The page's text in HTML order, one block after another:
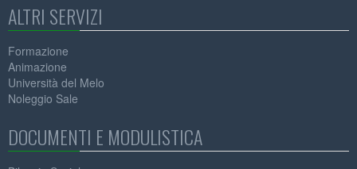
ALTRI SERVIZI
Formazione
Animazione
Università del Melo
Noleggio Sale
DOCUMENTI E MODULISTICA